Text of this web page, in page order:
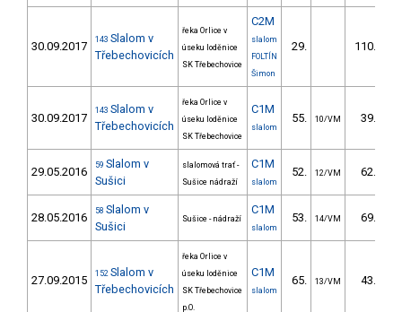
30.09.2017 143 Slalom v
Třebechovicích
řeka Orlice v
úseku loděnice
SK Třebechovice
C2M
slalom
FOLTÍN
Šimon
29. 110.90
30.09.2017
143 Slalom v
Třebechovicích
řeka Orlice v
úseku loděnice
SK Třebechovice
C1M
slalom
55. 10/VM 39.60
29.05.2016 59 Slalom v
Sušici
slalomová trať -
Sušice nádraží
C1M
slalom
52. 12/VM 62.78
28.05.2016 58 Slalom v
Sušici
Sušice - nádraží
C1M
slalom
53. 14/VM 69.49
27.09.2015 152 Slalom v
Třebechovicích
řeka Orlice v
úseku loděnice
SK Třebechovice
p.O.
C1M
slalom
65. 13/VM 43.90